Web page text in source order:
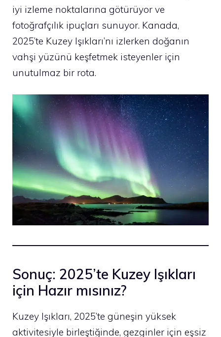
iyi izleme noktalarına götürüyor ve
fotoğrafçılık ipuçları sunuyor. Kanada,
2025’te Kuzey Işıkları’nı izlerken doğanın
vahşi yüzünü keşfetmek isteyenler için
unutulmaz bir rota.
Sonuç: 2025’te Kuzey Işıkları
için Hazır mısınız?
Kuzey Işıkları, 2025’te güneşin yüksek
aktivitesiyle birleştiğinde, gezginler için eşsiz